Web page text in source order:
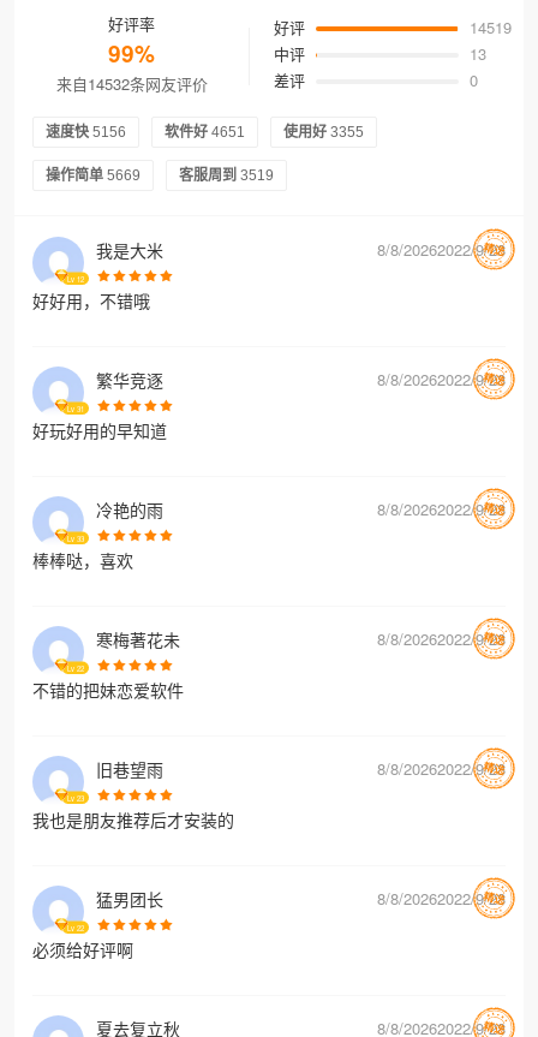
好评率
99%
来自14532条网友评价
好评
14519
中评
13
差评
0
速度快 5156 软件好 4651 使用好 3355
操作简单 5669 客服周到 3519
我是大米 8/8/20262022/9/28
好好用，不错哦
Lv 12
繁华竞逐 8/8/20262022/9/28
好玩好用的早知道
Lv 31
冷艳的雨 8/8/20262022/9/28
棒棒哒，喜欢
Lv 33
寒梅著花未 8/8/20262022/9/28
不错的把妹恋爱软件
Lv 22
旧巷望雨 8/8/20262022/9/28
我也是朋友推荐后才安装的
Lv 23
猛男团长 8/8/20262022/9/28
必须给好评啊
Lv 22
夏去复立秋 8/8/20262022/9/28